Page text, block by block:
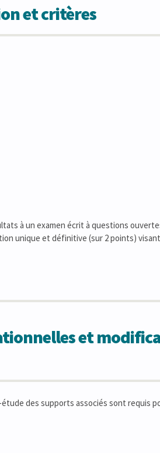
et critères
à un examen écrit à questions
unique et définitive (sur 2 points) visant
et
des supports associés sont requis